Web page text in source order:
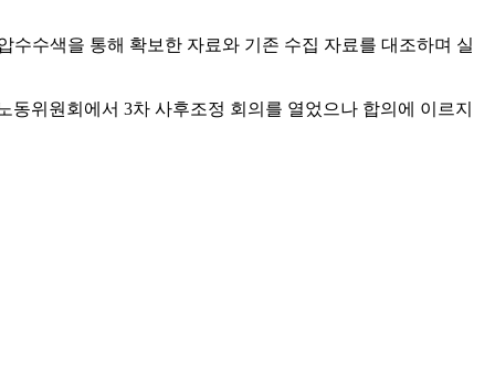
수색을 통해 확보한 자료와 기존 수집 자료를 대조하며 실
위원회에서 3차 사후조정 회의를 열었으나 합의에 이르지